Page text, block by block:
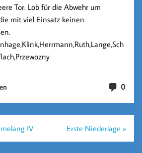
Tor. Lob für die Abwehr um
mit viel Einsatz keinen
0
IV Erste Niederlage »